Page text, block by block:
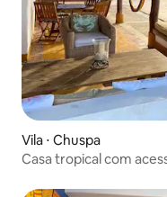
Vila ⋅ Chuspa
Casa tropical com